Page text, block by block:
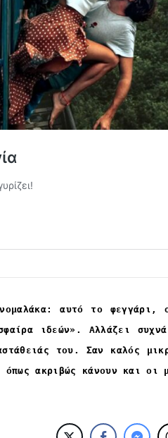
αυτό το
ιδεών». Αλλάζει
του. Σαν καλός
όπως ακριβώς κάνουν και οι